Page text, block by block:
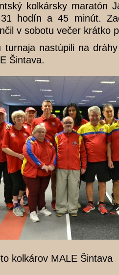
kolkársky maratón
31 hodín a 45 minút.
v sobotu večer krátko
turnaja nastúpili na
Šintava.
kolkárov MALE Šintava